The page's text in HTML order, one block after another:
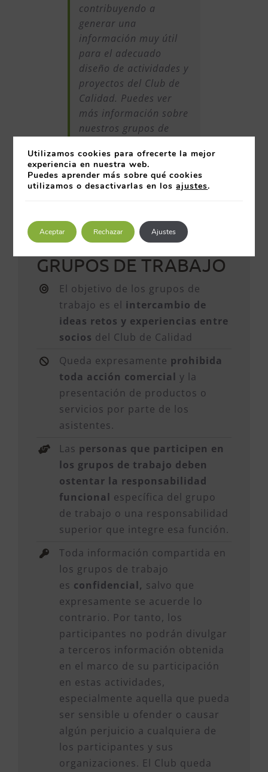
contribuyendo a
generar una
información muy útil
para el adecuado
diseño de actividades y
proyectos del Club de
Calidad. Puedes ver
más información sobre
nuestros grupos de
enlace.
NORMAS DE LOS
GRUPOS DE TRABAJO
El objetivo de los grupos de
trabajo es el intercambio de
ideas retos y experiencias entre
socios del Club de Calidad
Queda expresamente prohibida
toda acción comercial y la
presentación de productos o
servicios por parte de los
asistentes.
Las personas que participen en
los grupos de trabajo deben
ostentar la responsabilidad
funcional específica del grupo
de trabajo o una responsabilidad
superior que integre esa función.
Toda información compartida en
los grupos de trabajo
es confidencial, salvo que
expresamente se acuerde lo
contrario. Por tanto, los
participantes no podrán divulgar
a terceros información obtenida
en el marco de su participación
en estas actividades,
especialmente aquella que pueda
ser sensible u ofender o causar
algún perjuicio a cualquiera de
los participantes y sus
organizaciones. El Club queda
Utilizamos cookies para ofrecerte la mejor
experiencia en nuestra web.
Puedes aprender más sobre qué cookies
utilizamos o desactivarlas en losajustes.
Aceptar Rechazar Ajustes